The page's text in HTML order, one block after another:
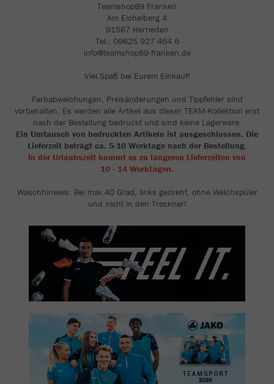
Teamshop89 Franken
Am Eichelberg 4
91567 Herrieden
Tel.: 09825 927 464 6
info@teamshop89-franken.de
Viel Spaß bei Eurem Einkauf!
Farbabweichungen, Preisänderungen und Tippfehler sind
vorbehalten. Es werden alle Artikel aus dieser TEAM-Kollektion erst
nach der Bestellung bedruckt und sind keine Lagerware.
Ein Umtausch von bedruckten Artikeln ist ausgeschlossen. Die
Lieferzeit beträgt ca. 5-10 Werktage nach der Bestellung.
In der Urlaubszeit kommt es zu längeren Lieferzeiten von
10 - 14 Werktagen.
Waschhinweis: Bei max.40 Grad, links gedreht, ohne Weichspüler
und nicht in den Trockner!